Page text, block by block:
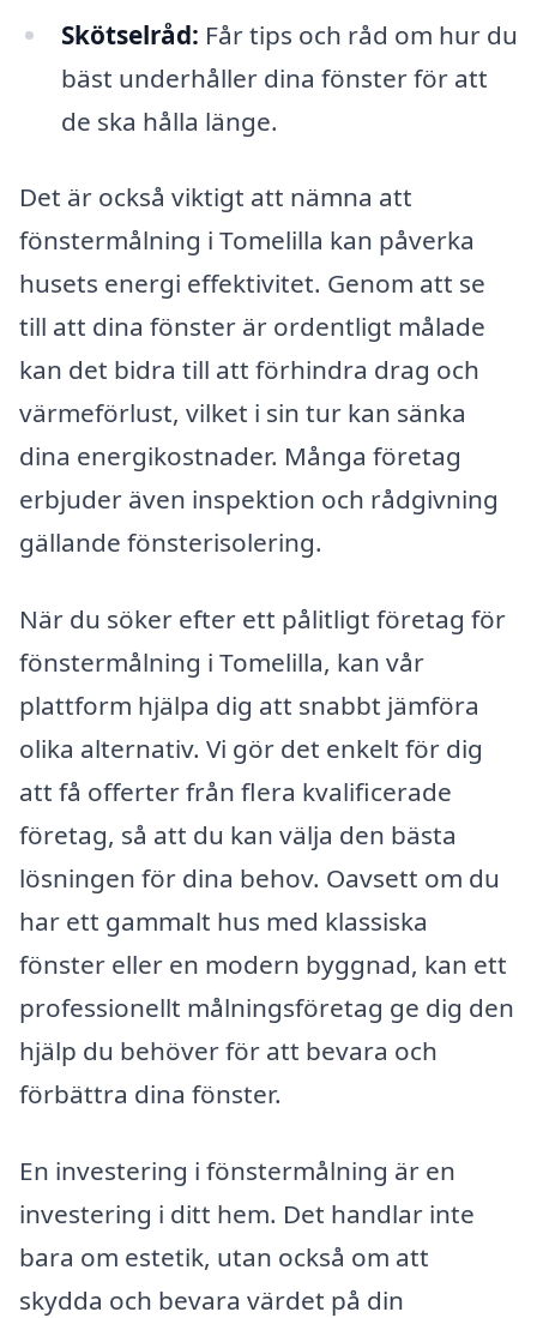
Skötselråd: Får tips och råd om hur du
bäst underhåller dina fönster för att
de ska hålla länge.
Det är också viktigt att nämna att
fönstermålning i Tomelilla kan påverka
husets energi effektivitet. Genom att se
till att dina fönster är ordentligt målade
kan det bidra till att förhindra drag och
värmeförlust, vilket i sin tur kan sänka
dina energikostnader. Många företag
erbjuder även inspektion och rådgivning
gällande fönsterisolering.
När du söker efter ett pålitligt företag för
fönstermålning i Tomelilla, kan vår
plattform hjälpa dig att snabbt jämföra
olika alternativ. Vi gör det enkelt för dig
att få offerter från flera kvalificerade
företag, så att du kan välja den bästa
lösningen för dina behov. Oavsett om du
har ett gammalt hus med klassiska
fönster eller en modern byggnad, kan ett
professionellt målningsföretag ge dig den
hjälp du behöver för att bevara och
förbättra dina fönster.
En investering i fönstermålning är en
investering i ditt hem. Det handlar inte
bara om estetik, utan också om att
skydda och bevara värdet på din